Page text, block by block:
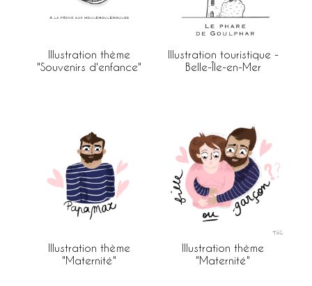
Illustration thème
"Souvenirs d'enfance"
Illustration touristique -
Belle-Île-en-Mer
Illustration thème
"Maternité"
Illustration thème
"Maternité"